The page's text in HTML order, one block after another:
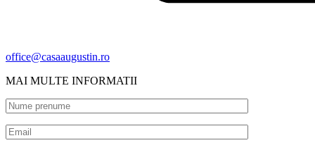
office@casaaugustin.ro
MAI MULTE INFORMATII